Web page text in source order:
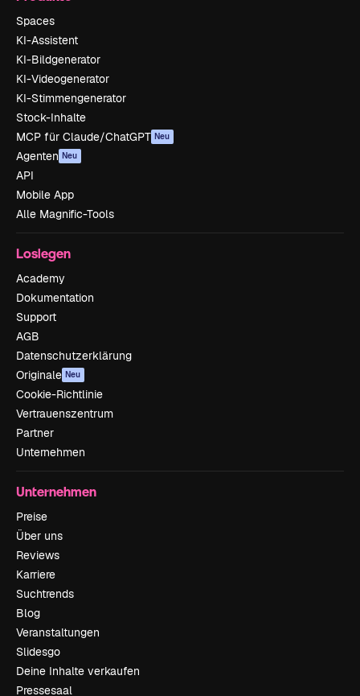
Spaces
KI-Assistent
KI-Bildgenerator
KI-Videogenerator
KI-Stimmengenerator
Stock-Inhalte
MCP für Claude/ChatGPT Neu
Agenten Neu
API
Mobile App
Alle Magnific-Tools
Loslegen
Academy
Dokumentation
Support
AGB
Datenschutzerklärung
Originale Neu
Cookie-Richtlinie
Vertrauenszentrum
Partner
Unternehmen
Unternehmen
Preise
Über uns
Reviews
Karriere
Suchtrends
Blog
Veranstaltungen
Slidesgo
Deine Inhalte verkaufen
Pressesaal